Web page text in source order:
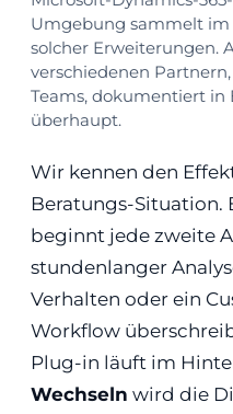
Umgebung sammelt
solcher Erweiterungen.
verschiedenen
Teams, dokumentiert
überhaupt.
Wir kennen den
Beratungs-Situation.
beginnt jede zweite
stundenlanger
Verhalten oder ein
Workflow
Plug-in läuft im
Wechseln wird die